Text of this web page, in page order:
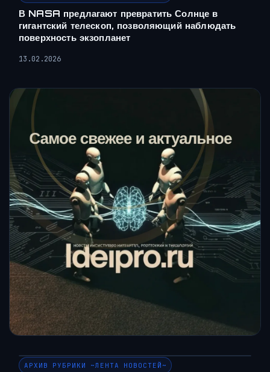
В NASA предлагают превратить Солнце в
гигантский телескоп, позволяющий наблюдать
поверхность экзопланет
13.02.2026
АРХИВ РУБРИКИ ~ЛЕНТА НОВОСТЕЙ~